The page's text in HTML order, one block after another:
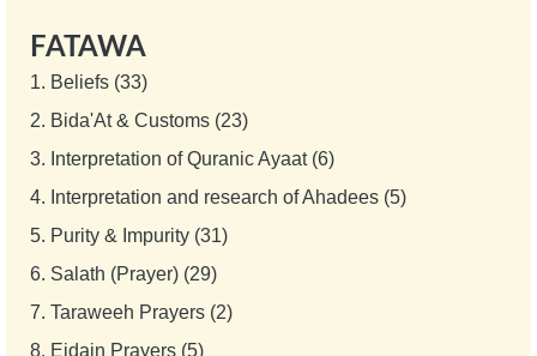
FATAWA
1. Beliefs (33)
2. Bida'At & Customs (23)
3. Interpretation of Quranic Ayaat (6)
4. Interpretation and research of Ahadees (5)
5. Purity & Impurity (31)
6. Salath (Prayer) (29)
7. Taraweeh Prayers (2)
8. Eidain Prayers (5)